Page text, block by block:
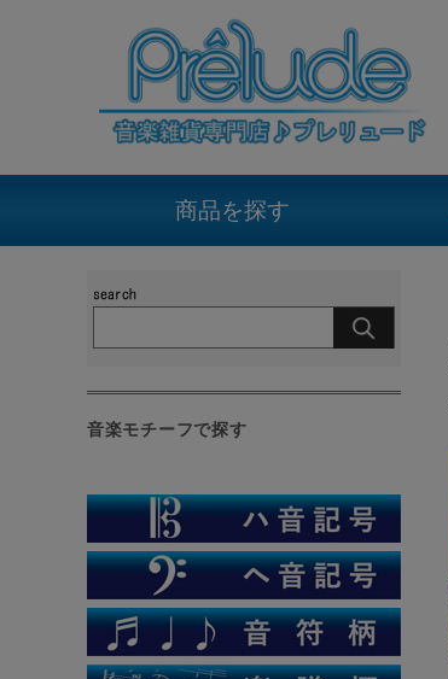
商品を探す
音楽モチーフで探す